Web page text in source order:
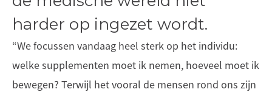
harder op ingezet wordt.
“We focussen vandaag heel sterk op het individu:
welke supplementen moet ik nemen, hoeveel moet ik
bewegen? Terwijl het vooral de mensen rond ons zijn